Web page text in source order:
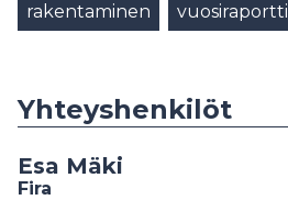
rakentaminen vuosiraportti
Yhteyshenkilöt
Esa Mäki
Fira